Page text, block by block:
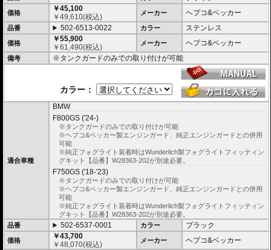
価格
￥45,100
￥49,610(税込) メーカー ヘプコ&ベッカー
品番 502-6513-0022 カラー ステンレス
価格
￥55,900
￥61,490(税込) メーカー ヘプコ&ベッカー
備考 ※タンクガードのみでの取り付けが可能
カラー：
適合車種
BMW
F800GS ('24-)
※タンクガードのみでの取り付けが可能
※ヘプコ&ベッカー製エンジンガード、純正エンジンガードとの併用
可能
※純正フォグライト装着時はWunderlich製フォグライトフィッティン
グキット【品番】W28363-202が別途必要。
F750GS ('18-'23)
※タンクガードのみでの取り付けが可能
※ヘプコ&ベッカー製エンジンガード、純正エンジンガードとの併用
可能
※純正フォグライト装着時はWunderlich製フォグライトフィッティン
グキット【品番】W28363-202が別途必要。
品番
502-6537-0001 カラー ブラック
価格
￥43,700
￥48,070(税込) メーカー ヘプコ&ベッカー